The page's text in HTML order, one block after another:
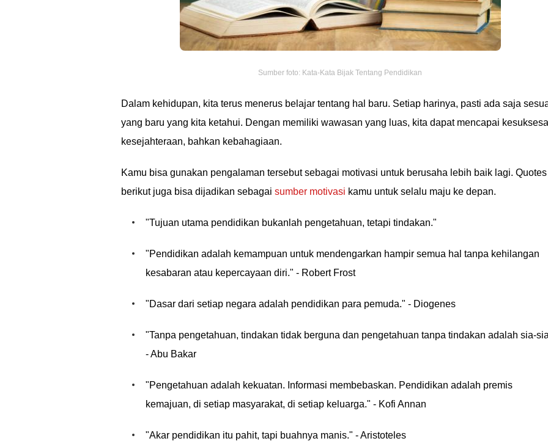
Sumber foto: Kata-Kata Bijak Tentang Pendidikan
Dalam kehidupan, kita terus menerus belajar tentang hal baru. Setiap harinya, pasti ada saja
yang baru yang kita ketahui. Dengan memiliki wawasan yang luas, kita dapat mencapai
kesejahteraan, bahkan kebahagiaan.
Kamu bisa gunakan pengalaman tersebut sebagai motivasi untuk berusaha lebih baik lagi. Quotes
berikut juga bisa dijadikan sebagai sumber motivasi kamu untuk selalu maju ke depan.
"Tujuan utama pendidikan bukanlah pengetahuan, tetapi tindakan."
"Pendidikan adalah kemampuan untuk mendengarkan hampir semua hal tanpa kehilangan
kesabaran atau kepercayaan diri." - Robert Frost
"Dasar dari setiap negara adalah pendidikan para pemuda." - Diogenes
"Tanpa pengetahuan, tindakan tidak berguna dan pengetahuan tanpa tindakan adalah sia-
- Abu Bakar
"Pengetahuan adalah kekuatan. Informasi membebaskan. Pendidikan adalah premis
kemajuan, di setiap masyarakat, di setiap keluarga." - Kofi Annan
"Akar pendidikan itu pahit, tapi buahnya manis." - Aristoteles